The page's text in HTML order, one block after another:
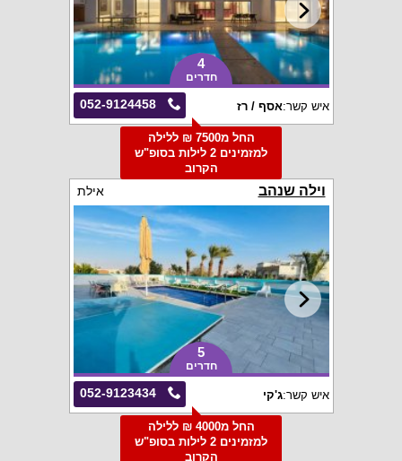
4
חדרים
052-9124458 איש קשר:אסף / רז
החל מ7500 ₪ ללילה
למזמינים 2 לילות בסופ"ש
הקרוב
וילה שנהב אילת
5
חדרים
052-9123434 איש קשר:ג'קי
החל מ4000 ₪ ללילה
למזמינים 2 לילות בסופ"ש
הקרוב